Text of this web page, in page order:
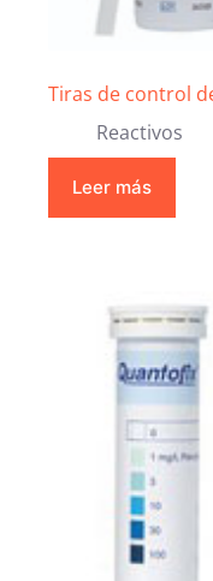
Tiras de control
Reactivos
Leer más